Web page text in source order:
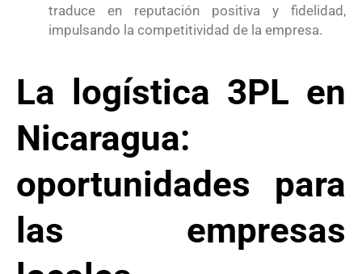
traduce en reputación positiva y fidelidad,
impulsando la competitividad de la empresa.
La logística 3PL en
Nicaragua:
oportunidades para
las empresas